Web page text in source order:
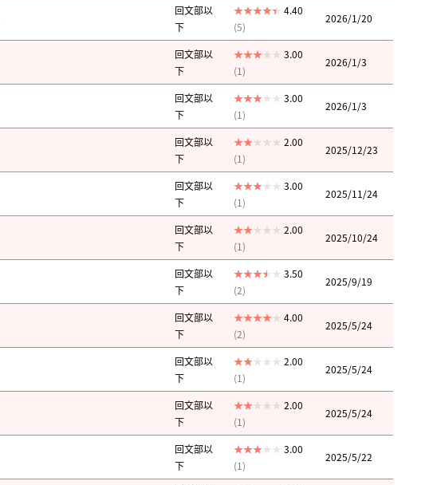
回文部以
下
4.40
(5)
2026/1/20
回文部以
下
3.00
(1)
2026/1/3
回文部以
下
3.00
(1)
2026/1/3
回文部以
下
2.00
(1)
2025/12/23
回文部以
下
3.00
(1)
2025/11/24
回文部以
下
2.00
(1)
2025/10/24
回文部以
下
3.50
(2)
2025/9/19
回文部以
下
4.00
(2)
2025/5/24
回文部以
下
2.00
(1)
2025/5/24
回文部以
下
2.00
(1)
2025/5/24
回文部以
下
3.00
(1)
2025/5/22